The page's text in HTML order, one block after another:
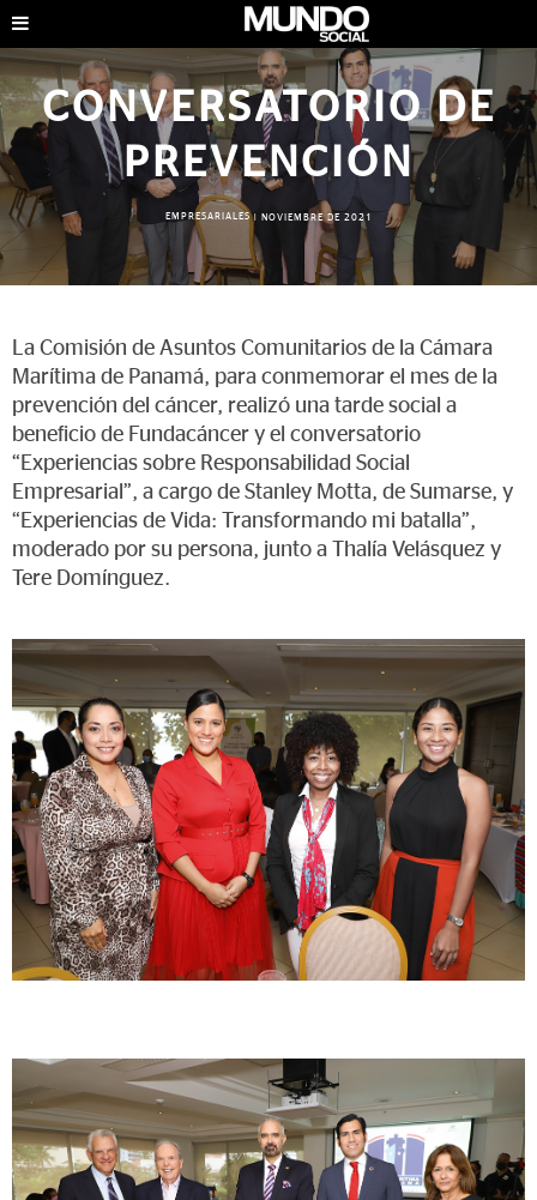
CONVERSATORIO DE
PREVENCIÓN
EMPRESARIALES| NOVIEMBRE DE 2021
La Comisión de Asuntos Comunitarios de la Cámara
Marítima de Panamá, para conmemorar el mes de la
prevención del cáncer, realizó una tarde social a
beneficio de Fundacáncer y el conversatorio
“Experiencias sobre Responsabilidad Social
Empresarial”, a cargo de Stanley Motta, de Sumarse, y
“Experiencias de Vida: Transformando mi batalla”,
moderado por su persona, junto a Thalía Velásquez y
Tere Domínguez.